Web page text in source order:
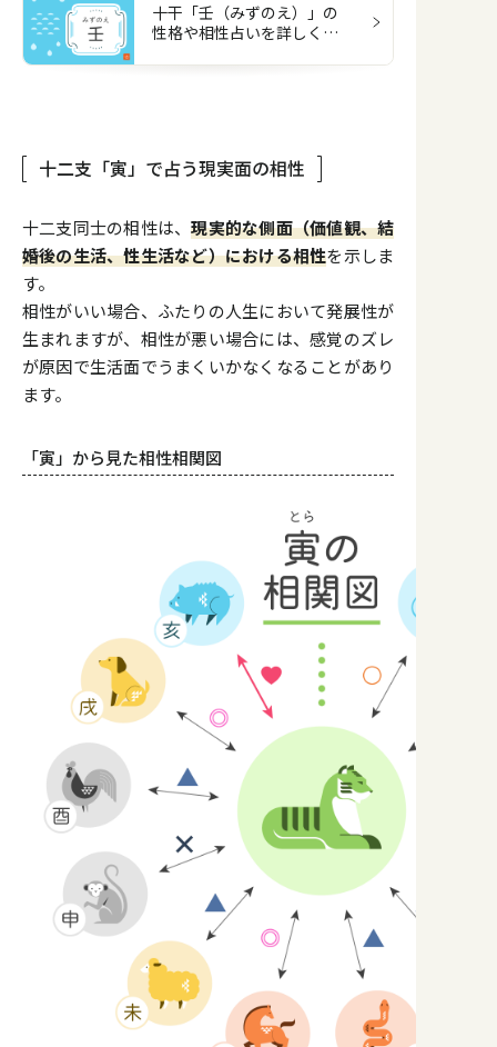
十干「壬（みずのえ）」の
性格や相性占いを詳しく解
十二支「寅」で占う現実面の相性
十二支同士の相性は、現実的な側面（価値観、結
婚後の生活、性生活など）における相性を示しま
す。
相性がいい場合、ふたりの人生において発展性が
生まれますが、相性が悪い場合には、感覚のズレ
が原因で生活面でうまくいかなくなることがあり
ます。
「寅」から見た相性相関図